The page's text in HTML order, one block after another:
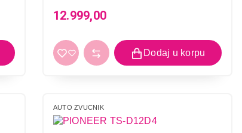
12.999,00
AUTO ZVUCNIK